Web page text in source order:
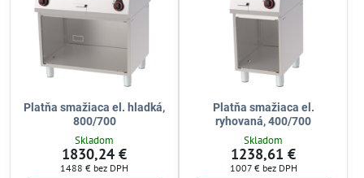
Platňa smažiaca el. hladká,
800/700
Skladom
1830,24 €
1488 € bez DPH
Platňa smažiaca el.
ryhovaná, 400/700
Skladom
1238,61 €
1007 € bez DPH